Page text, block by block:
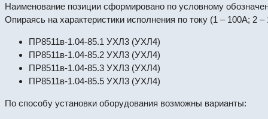
Наименование позиции сформировано по условному
Опираясь на характеристики исполнения по току (1 – 100А;
ПР8511в-1.04-85.1 УХЛ3 (УХЛ4)
ПР8511в-1.04-85.2 УХЛ3 (УХЛ4)
ПР8511в-1.04-85.3 УХЛ3 (УХЛ4)
ПР8511в-1.04-85.5 УХЛ3 (УХЛ4)
По способу установки оборудования возможны варианты: